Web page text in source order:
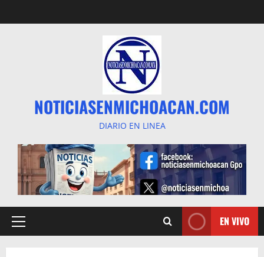
al
NOTICIASENMICHOACAN.COM
DIARIO EN LINEA
Menú
EN VIVO